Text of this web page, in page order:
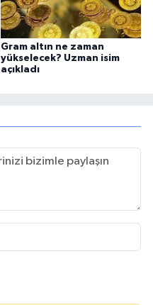
Gram altın ne zaman
yükselecek? Uzman isim
açıkladı